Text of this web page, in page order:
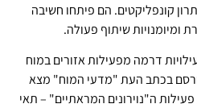
ביכולות פתרון קונפליקטים. הם פיתחו חשיבה
ומיומנויות שיתוף פעולה.
דרמה מפעילות אזורים במוח
בכתב העת "מדעי המוח" מצא
ה"נוירונים המראתיים" – תאי